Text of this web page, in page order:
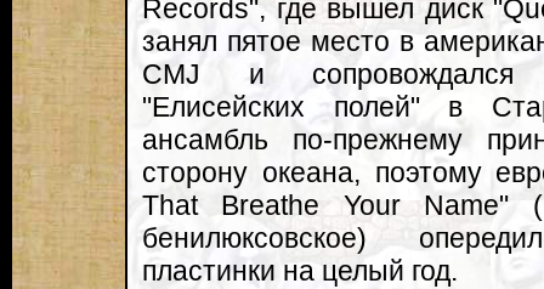
Records", где вышел диск
занял пятое место в
CMJ и сопровождался
"Елисейских полей" в
ансамбль по-прежнему
сторону океана, поэтому
That Breathe Your Name"
бенилюксовское)
пластинки на целый год.